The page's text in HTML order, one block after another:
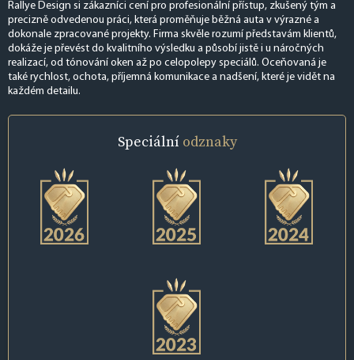
Rallye Design si zákazníci cení pro profesionální přístup, zkušený tým a
precizně odvedenou práci, která proměňuje běžná auta v výrazné a
dokonale zpracované projekty. Firma skvěle rozumí představám klientů,
dokáže je převést do kvalitního výsledku a působí jistě i u náročných
realizací, od tónování oken až po celopolepy speciálů. Oceňovaná je
také rychlost, ochota, příjemná komunikace a nadšení, které je vidět na
každém detailu.
Speciální odznaky